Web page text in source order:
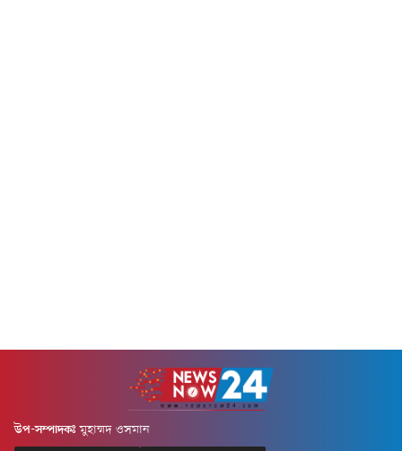
উপ-সম্পাদকঃ মুহাম্মদ ওসমান